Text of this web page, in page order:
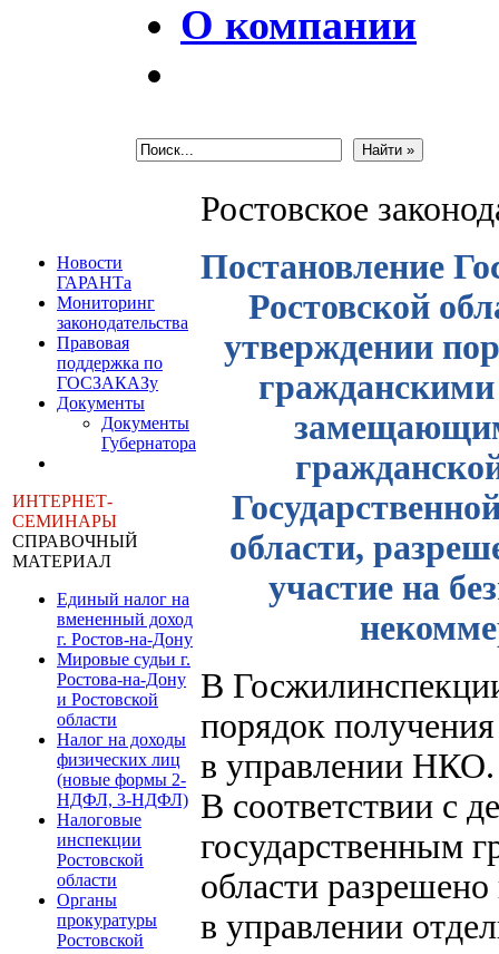
О компании
Новости
ГАРАНТа
Мониторинг
законодательства
Правовая
поддержка по
ГОСЗАКАЗу
Документы
Документы
Губернатора
ИНТЕРНЕТ-
СЕМИНАРЫ
СПРАВОЧНЫЙ
МАТЕРИАЛ
Единый налог на
вмененный доход
г. Ростов-на-Дону
Мировые судьи г.
Ростова-на-Дону
и Ростовской
области
Налог на доходы
физических лиц
(новые формы 2-
НДФЛ, 3-НДФЛ)
Налоговые
инспекции
Ростовской
области
Органы
прокуратуры
Ростовской
Ростовское
Постановление
Ростовской
утверждении
области,
участие на
В
порядок
в управлении НКО.
В соответствии с
государственным
области разрешено
в управлении